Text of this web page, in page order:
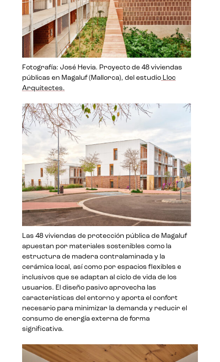
Fotografía: José Hevia. Proyecto de 48 viviendas
públicas en Magaluf (Mallorca), del estudioLloc
Arquitectes.
Las 48 viviendas de protección pública de Magaluf
apuestan por materiales sostenibles como la
estructura de madera contralaminada y la
cerámica local, así como por espacios flexibles e
inclusivos que se adaptan al ciclo de vida de los
usuarios. El diseño pasivo aprovecha las
características del entorno y aporta el confort
necesario para minimizar la demanda y reducir el
consumo de energía externa de forma
significativa.